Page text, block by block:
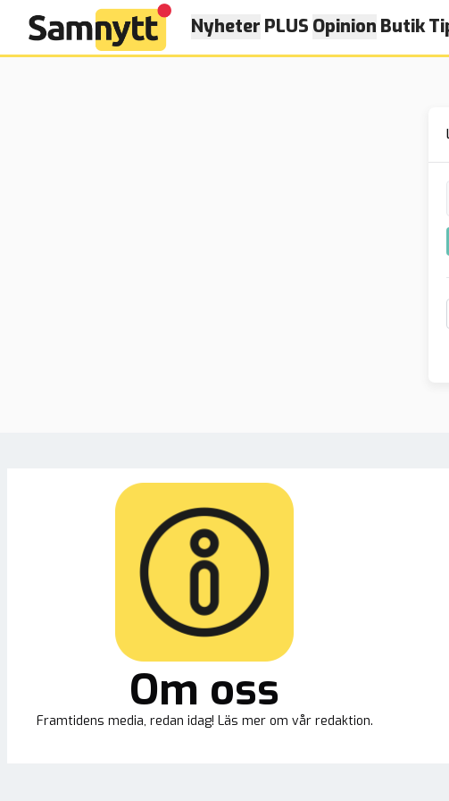
Nyheter PLUS Opinion Butik
Om oss
Framtidens media, redan idag! Läs mer om vår redaktion.